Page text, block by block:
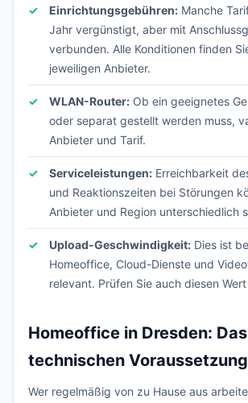
Einrichtungsgebühren: Manche
Jahr vergünstigt, aber mit
verbunden. Alle Konditionen finden
jeweiligen Anbieter.
WLAN-Router: Ob ein geeignetes
oder separat gestellt werden muss,
Anbieter und Tarif.
Serviceleistungen: Erreichbarkeit
und Reaktionszeiten bei Störungen
Anbieter und Region unterschiedlich
Upload-Geschwindigkeit: Dies ist
Homeoffice, Cloud-Dienste und
relevant. Prüfen Sie auch diesen
Homeoffice in Dresden:
technischen
Wer regelmäßig von zu Hause aus